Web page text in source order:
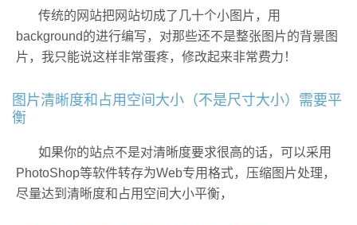
传统的网站把网站切成了几十个小图片，用
background的进行编写，对那些还不是整张图片的背景图
片，我只能说这样非常蛋疼，修改起来非常费力！
图片清晰度和占用空间大小（不是尺寸大小）需要平
衡
如果你的站点不是对清晰度要求很高的话，可以采用
PhotoShop等软件转存为Web专用格式，压缩图片处理，
尽量达到清晰度和占用空间大小平衡，